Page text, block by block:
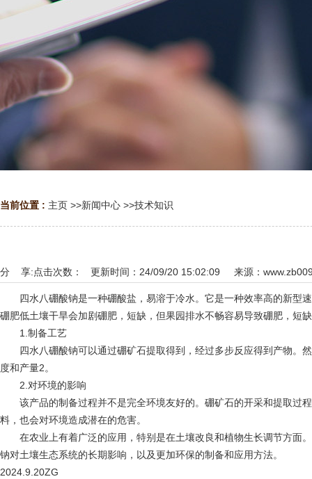
当前位置 : 主页 >>新闻中心 >>技术知识
点击次数： 更新时间：24/09/20 15:02:09 来源：
分 享:
四水八硼酸钠是一种硼酸盐，易溶于冷水。它是一种效率高的新型
硼肥低土壤干旱会加剧硼肥，短缺，但果园排水不畅容易导致硼肥，短
1.制备工艺
四水八硼酸钠可以通过硼矿石提取得到，经过多步反应得到产物。
度和产量2。
2.对环境的影响
该产品的制备过程并不是完全环境友好的。硼矿石的开采和提取过
料，也会对环境造成潜在的危害。
在农业上有着广泛的应用，特别是在土壤改良和植物生长调节方面
钠对土壤生态系统的长期影响，以及更加环保的制备和应用方法。
2024.9.20ZG